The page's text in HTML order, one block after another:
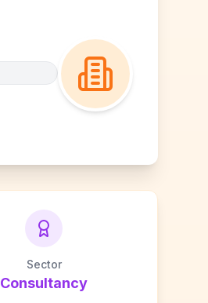
Sector
Consultancy